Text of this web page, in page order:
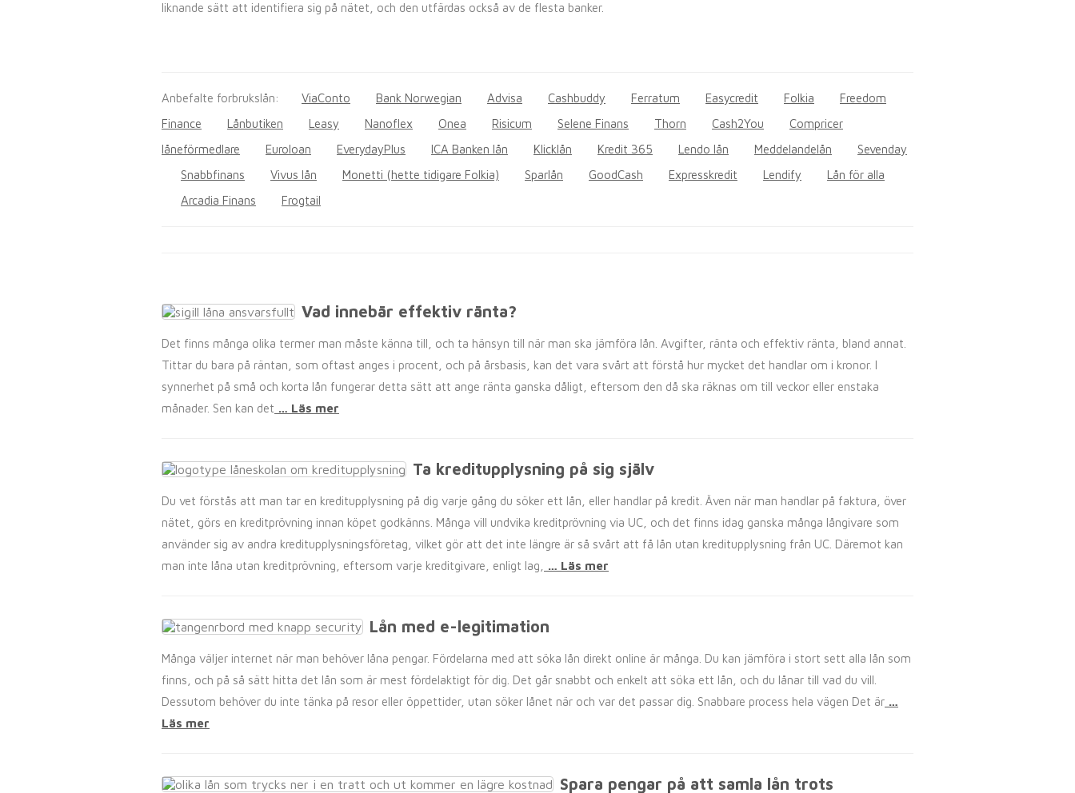
liknande sätt att identifiera sig på nätet, och den utfärdas också av de flesta banker.
Anbefalte forbrukslån: ViaConto Bank Norwegian Advisa Cashbuddy Ferratum Easycredit Folkia
Freedom
Finance
Lånbutiken Leasy Nanoflex Onea Risicum Selene Finans Thorn Cash2You
Compricer
låneförmedlare
Euroloan EverydayPlus ICA Banken lån Klicklån Kredit 365 Lendo lån Meddelandelån
Sevenday
Snabbfinans
Vivus lån Monetti (hette tidigare Folkia) Sparlån GoodCash Expresskredit Lendify
Lån för alla
Arcadia Finans
Frogtail
Vad innebär effektiv ränta?
Det finns många olika termer man måste känna till, och ta hänsyn till när man ska jämföra lån. Avgifter, ränta och effektiv ränta, bland annat.
Tittar du bara på räntan, som oftast anges i procent, och på årsbasis, kan det vara svårt att förstå hur mycket det handlar om i kronor. I
synnerhet på små och korta lån fungerar detta sätt att ange ränta ganska dåligt, eftersom den då ska räknas om till veckor eller enstaka
månader. Sen kan det … Läs mer
Ta kreditupplysning på sig själv
Du vet förstås att man tar en kreditupplysning på dig varje gång du söker ett lån, eller handlar på kredit. Även när man handlar på faktura, över
nätet, görs en kreditprövning innan köpet godkänns. Många vill undvika kreditprövning via UC, och det finns idag ganska många långivare som
använder sig av andra kreditupplysningsföretag, vilket gör att det inte längre är så svårt att få lån utan kreditupplysning från UC. Däremot kan
man inte låna utan kreditprövning, eftersom varje kreditgivare, enligt lag,
… Läs mer
Lån med e-legitimation
Många väljer internet när man behöver låna pengar. Fördelarna med att söka lån direkt online är många. Du kan jämföra i stort sett alla lån som
finns, och på så sätt hitta det lån som är mest fördelaktigt för dig. Det går snabbt och enkelt att söka ett lån, och du lånar till vad du vill.
Dessutom behöver du inte tänka på resor eller öppettider, utan söker lånet när och var det passar dig. Snabbare process hela vägen Det är …
Läs mer
Spara pengar på att samla lån trots